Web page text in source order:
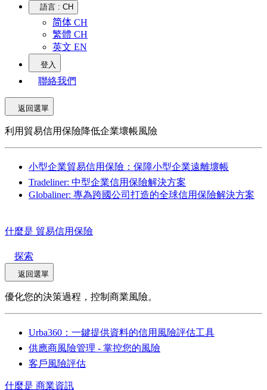
語言 : CH
简体 CH
繁體 CH
英文 EN
登入
聯絡我們
返回選單
利用貿易信用保險降低企業壞帳風險
小型企業貿易信用保險：保障小型企業遠離壞帳
Tradeliner: 中型企業信用保險解決方案
Globaliner: 專為跨國公司打造的全球信用保險解決方案
什麼是 貿易信用保險
探索
返回選單
優化您的決策過程，控制商業風險。
Urba360：一鍵提供資料的信用風險評估工具
供應商風險管理 - 掌控您的風險
客戶風險評估
什麼是 商業資訊